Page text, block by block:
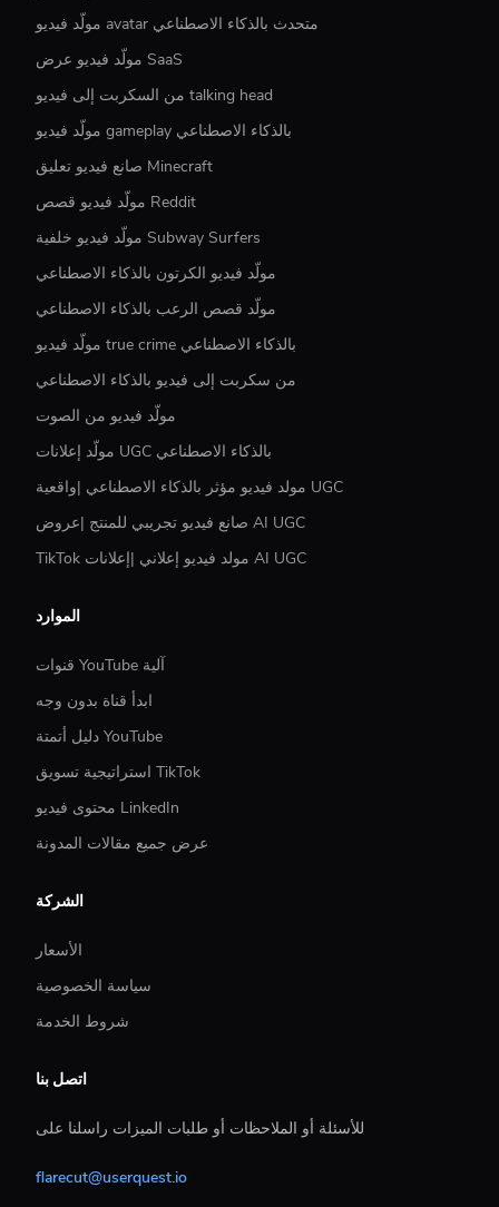
مولّد فيديو avatar متحدث بالذكاء الاصطناعي
مولّد فيديو عرض SaaS
من السكربت إلى فيديو talking head
مولّد فيديو gameplay بالذكاء الاصطناعي
صانع فيديو تعليق Minecraft
مولّد فيديو قصص Reddit
مولّد فيديو خلفية Subway Surfers
مولّد فيديو الكرتون بالذكاء الاصطناعي
مولّد قصص الرعب بالذكاء الاصطناعي
مولّد فيديو true crime بالذكاء الاصطناعي
من سكربت إلى فيديو بالذكاء الاصطناعي
مولّد فيديو من الصوت
مولّد إعلانات UGC بالذكاء الاصطناعي
مولد فيديو مؤثر بالذكاء الاصطناعي |واقعية UGC
صانع فيديو تجريبي للمنتج |عروض AI UGC
TikTok مولد فيديو إعلاني |إعلانات AI UGC
الموارد
قنوات YouTube آلية
ابدأ قناة بدون وجه
دليل أتمتة YouTube
استراتيجية تسويق TikTok
محتوى فيديو LinkedIn
عرض جميع مقالات المدونة
الشركة
الأسعار
سياسة الخصوصية
شروط الخدمة
اتصل بنا
للأسئلة أو الملاحظات أو طلبات الميزات راسلنا على
flarecut@userquest.io